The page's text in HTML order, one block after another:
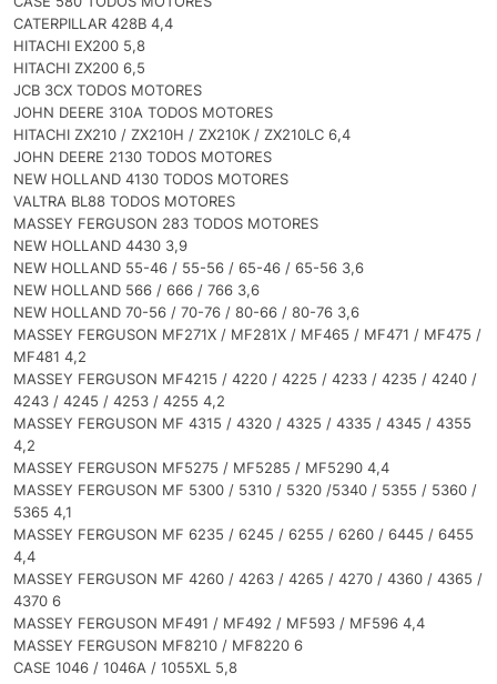
CATERPILLAR 428B 4,4
HITACHI EX200 5,8
HITACHI ZX200 6,5
JCB 3CX TODOS MOTORES
JOHN DEERE 310A TODOS MOTORES
HITACHI ZX210 / ZX210H / ZX210K / ZX210LC 6,4
JOHN DEERE 2130 TODOS MOTORES
NEW HOLLAND 4130 TODOS MOTORES
VALTRA BL88 TODOS MOTORES
MASSEY FERGUSON 283 TODOS MOTORES
NEW HOLLAND 4430 3,9
NEW HOLLAND 55-46 / 55-56 / 65-46 / 65-56 3,6
NEW HOLLAND 566 / 666 / 766 3,6
NEW HOLLAND 70-56 / 70-76 / 80-66 / 80-76 3,6
MASSEY FERGUSON MF271X / MF281X / MF465 / MF471 / MF475 /
MF481 4,2
MASSEY FERGUSON MF4215 / 4220 / 4225 / 4233 / 4235 / 4240 /
4243 / 4245 / 4253 / 4255 4,2
MASSEY FERGUSON MF 4315 / 4320 / 4325 / 4335 / 4345 / 4355
4,2
MASSEY FERGUSON MF5275 / MF5285 / MF5290 4,4
MASSEY FERGUSON MF 5300 / 5310 / 5320 /5340 / 5355 / 5360 /
5365 4,1
MASSEY FERGUSON MF 6235 / 6245 / 6255 / 6260 / 6445 / 6455
4,4
MASSEY FERGUSON MF 4260 / 4263 / 4265 / 4270 / 4360 / 4365 /
4370 6
MASSEY FERGUSON MF491 / MF492 / MF593 / MF596 4,4
MASSEY FERGUSON MF8210 / MF8220 6
CASE 1046 / 1046A / 1055XL 5,8